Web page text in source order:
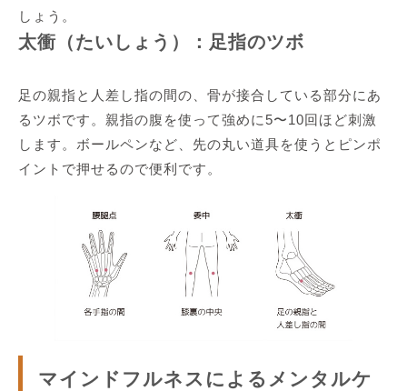
しょう。
太衝（たいしょう）：足指のツボ
足の親指と人差し指の間の、骨が接合している部分にあ
るツボです。親指の腹を使って強めに5〜10回ほど刺激
します。ボールペンなど、先の丸い道具を使うとピンポ
イントで押せるので便利です。
マインドフルネスによるメンタルケ